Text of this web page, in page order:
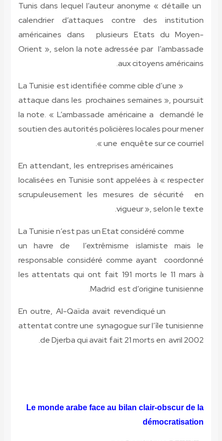
Tunis dans lequel l’auteur anonyme « détaille un
calendrier d’attaques contre des institution
américaines dans plusieurs Etats du Moyen-
Orient », selon la note adressée par l’ambassade
aux citoyens américains.
« La Tunisie est identifiée comme cible d’une
attaque dans les prochaines semaines », poursuit
la note. « L’ambassade américaine a demandé le
soutien des autorités policières locales pour mener
une enquête sur ce courriel ».
En attendant, les entreprises américaines
localisées en Tunisie sont appelées à « respecter
scrupuleusement les mesures de sécurité en
vigueur », selon le texte.
La Tunisie n’est pas un Etat considéré comme
un havre de l’extrêmisme islamiste mais le
responsable considéré comme ayant coordonné
les attentats qui ont fait 191 morts le 11 mars à
Madrid est d’origine tunisienne.
En outre, Al-Qaïda avait revendiqué un
attentat contre une synagogue sur l’île tunisienne
de Djerba qui avait fait 21 morts en avril 2002.
Le monde arabe face au bilan clair-obscur de la
démocratisation